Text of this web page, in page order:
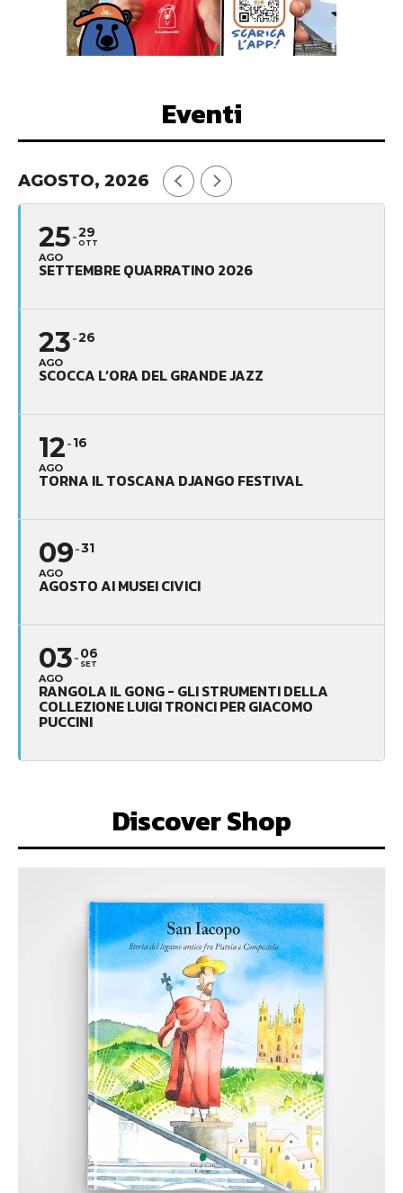
Eventi
AGOSTO, 2026
25
AGO
29
OTT
SETTEMBRE QUARRATINO 2026
23
AGO
26
SCOCCA L’ORA DEL GRANDE JAZZ
12
AGO
16
TORNA IL TOSCANA DJANGO FESTIVAL
09
AGO
31
AGOSTO AI MUSEI CIVICI
03
AGO
06
SET
RANGOLA IL GONG - GLI STRUMENTI DELLA
COLLEZIONE LUIGI TRONCI PER GIACOMO
PUCCINI
Discover Shop